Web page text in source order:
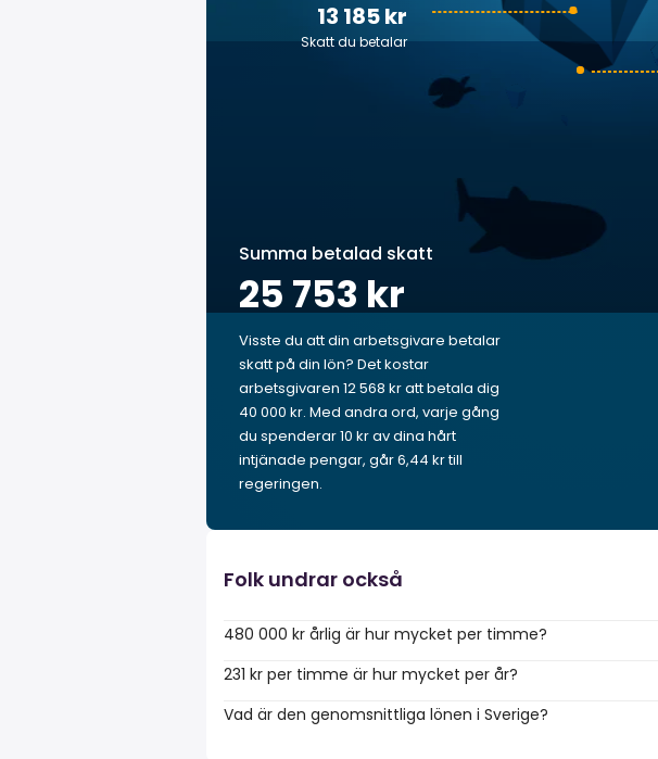
13 185 kr
Skatt du betalar
Summa betalad skatt
25 753 kr
Visste du att din arbetsgivare betalar
skatt på din lön? Det kostar
arbetsgivaren 12 568 kr att betala dig
40 000 kr. Med andra ord, varje gång
du spenderar 10 kr av dina hårt
intjänade pengar, går 6,44 kr till
regeringen.
Folk undrar också
480 000 kr årlig är hur mycket per timme?
231 kr per timme är hur mycket per år?
Vad är den genomsnittliga lönen i Sverige?